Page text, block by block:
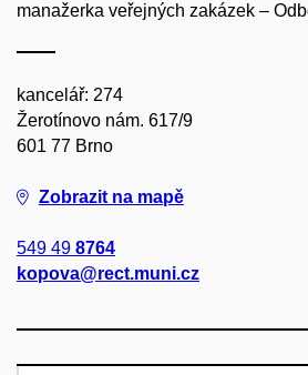
manažerka veřejných zakázek –
kancelář: 274
Žerotínovo nám. 617/9
601 77 Brno
Zobrazit na mapě
549 49 8764
kopova@rect.muni.cz